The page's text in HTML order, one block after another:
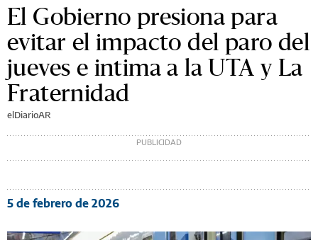
El Gobierno presiona para
evitar el impacto del paro del
jueves e intima a la UTA y La
Fraternidad
elDiarioAR
5 de febrero de 2026